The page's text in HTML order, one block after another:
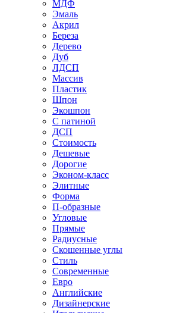
МДФ
Эмаль
Акрил
Береза
Дерево
Дуб
ЛДСП
Массив
Пластик
Шпон
Экошпон
С патиной
ДСП
Стоимость
Дешевые
Дорогие
Эконом-класс
Элитные
Форма
П-образные
Угловые
Прямые
Радиусные
Скошенные углы
Стиль
Современные
Евро
Английские
Дизайнерские